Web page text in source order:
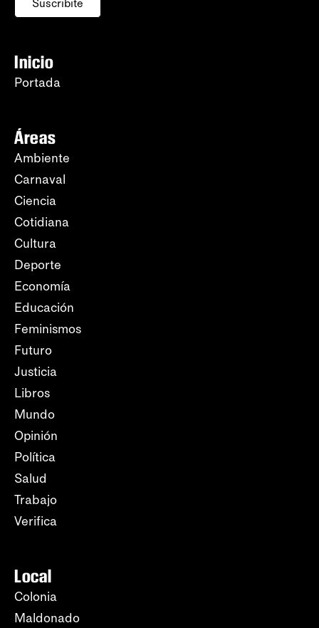
Suscribite
Inicio
Portada
Áreas
Ambiente
Carnaval
Ciencia
Cotidiana
Cultura
Deporte
Economía
Educación
Feminismos
Futuro
Justicia
Libros
Mundo
Opinión
Política
Salud
Trabajo
Verifica
Local
Colonia
Maldonado